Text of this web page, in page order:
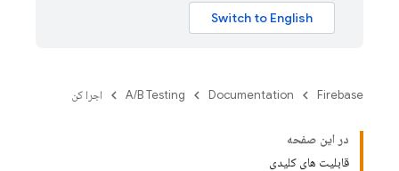
Firebase
Documentation
A/B Testing اجرا کن
در این صفحه
قابلیت های کلیدی